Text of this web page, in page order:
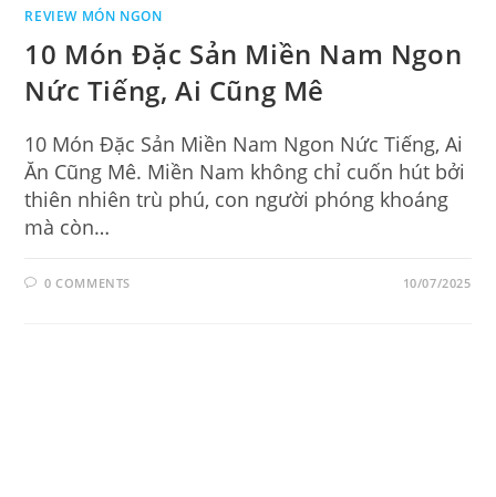
REVIEW MÓN NGON
10 Món Đặc Sản Miền Nam Ngon
Nức Tiếng, Ai Cũng Mê
10 Món Đặc Sản Miền Nam Ngon Nức Tiếng, Ai
Ăn Cũng Mê. Miền Nam không chỉ cuốn hút bởi
thiên nhiên trù phú, con người phóng khoáng
mà còn…
0 COMMENTS 10/07/2025